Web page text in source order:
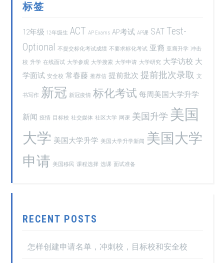
标签
12年级 12年级生 ACT AP Exams AP考试 AP课 SAT Test-
Optional 不提交标化考试成绩 不要求标化考试 亚裔 亚裔升学 冲击
校 升学 在线面试 大学参观 大学搜索 大学申请 大学研究 大学访校 大
学面试 安全校 常春藤 推荐信 提前批次 提前批次录取 文
书写作 新冠 新冠疫情 标化考试 每周美国大学升学
新闻 疫情 目标校 社交媒体 社区大学 网课 美国升学 美国
大学 美国大学升学 美国大学升学新闻 美国大学
申请 美国移民 课程选择 选课 面试准备
RECENT POSTS
怎样创建申请名单，冲刺校，目标校和安全校